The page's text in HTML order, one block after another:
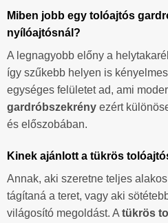
Miben jobb egy tolóajtós
nyílóajtósnál?
A legnagyobb előny a
így szűkebb helyen is
egységes felületet ad, ami
gardróbszekrény ezért
és előszobában.
Kinek ajánlott a tükrös
Annak, aki szeretne teljes
tágítaná a teret, vagy aki
világosító megoldást. A tükrös